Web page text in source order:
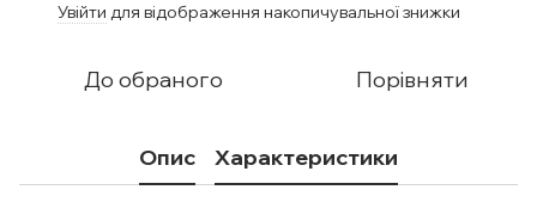
Увійти для відображення накопичувальної знижки
До обраного Порівняти
Опис Характеристики